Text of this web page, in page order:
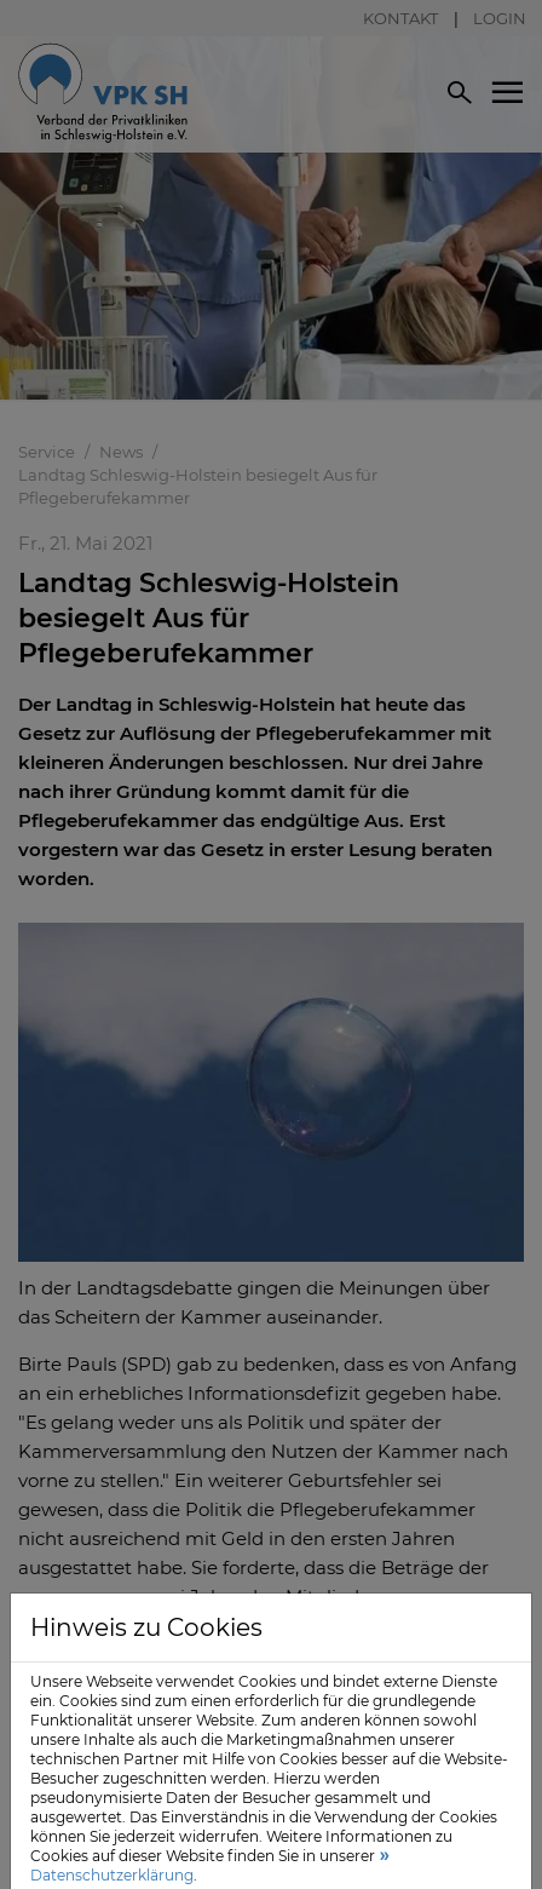
KONTAKT LOGIN
Service
News
Landtag Schleswig-Holstein besiegelt Aus für
Pflegeberufekammer
Fr., 21. Mai 2021
Landtag Schleswig-Holstein
besiegelt Aus für
Pflegeberufekammer
Der Landtag in Schleswig-Holstein hat heute das
Gesetz zur Auflösung der Pflegeberufekammer mit
kleineren Änderungen beschlossen. Nur drei Jahre
nach ihrer Gründung kommt damit für die
Pflegeberufekammer das endgültige Aus. Erst
vorgestern war das Gesetz in erster Lesung beraten
worden.
In der Landtagsdebatte gingen die Meinungen über
das Scheitern der Kammer auseinander.
Birte Pauls (SPD) gab zu bedenken, dass es von Anfang
an ein erhebliches Informationsdefizit gegeben habe.
"Es gelang weder uns als Politik und später der
Kammerversammlung den Nutzen der Kammer nach
vorne zu stellen." Ein weiterer Geburtsfehler sei
gewesen, dass die Politik die Pflegeberufekammer
nicht ausreichend mit Geld in den ersten Jahren
ausgestattet habe. Sie forderte, dass die Beträge der
vergangenen zwei Jahre den Mitgliedern
zurückerstattet werden.
Dieser Forderung trat Katja Rathje-Hoffmann (CDU)
vehement entgegen. Heißt das, "dass die Leistung der
Pflegekammer in der Vergangenheit für die Mitglieder
nichts wert gewesen sein muss," fragte sie. Für den
Steuerzahler werde es dann richtig teuer. Nach drei
Millionen Landesmittel zur "Anschubfinanzierung"
verschlinge die Auflösung der ungewollten
Pflegekammer ohnehin mindestens fünf Millionen
Hinweis zu Cookies
Unsere Webseite verwendet Cookies und bindet externe Dienste
ein. Cookies sind zum einen erforderlich für die grundlegende
Funktionalität unserer Website. Zum anderen können sowohl
unsere Inhalte als auch die Marketingmaßnahmen unserer
technischen Partner mit Hilfe von Cookies besser auf die Website-
Besucher zugeschnitten werden. Hierzu werden
pseudonymisierte Daten der Besucher gesammelt und
ausgewertet. Das Einverständnis in die Verwendung der Cookies
können Sie jederzeit widerrufen. Weitere Informationen zu
Cookies auf dieser Website finden Sie in unserer
Datenschutzerklärung.